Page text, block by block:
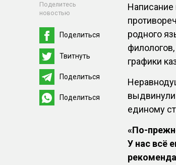
Поделитесь
новостью
Поделиться
Твитнуть
Поделиться
Поделиться
родного
графики
единому
«По-
У нас всё